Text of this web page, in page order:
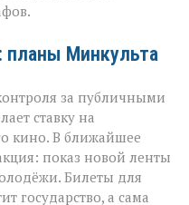
планы Минкульта
за публичными
ставку на
кино. В ближайшее
показ новой ленты
Билеты для
государство, а сама